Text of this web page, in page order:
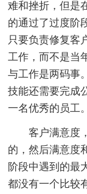
难和挫折，但是
的通过了过度阶
只要负责修复客
工作，而不是当
与工作是两码事
技能还需要完成
一名优秀的员工。
客户满意度
的，然后满意度
阶段中遇到的最
都没有一个比较